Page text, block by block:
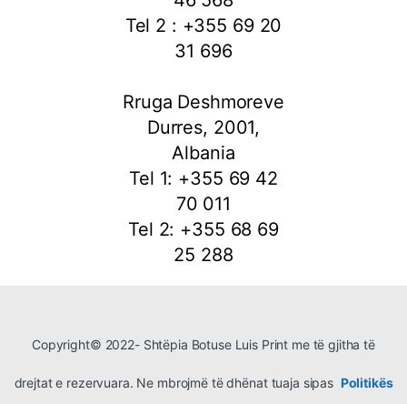
Tel 2 : +355 69 20
31 696
Rruga Deshmoreve
Durres, 2001,
Albania
Tel 1: +355 69 42
70 011
Tel 2: +355 68 69
25 288
Copyright© 2022- Shtëpia Botuse Luis Print me të gjitha të
drejtat e rezervuara. Ne mbrojmë të dhënat tuaja sipas Politikës